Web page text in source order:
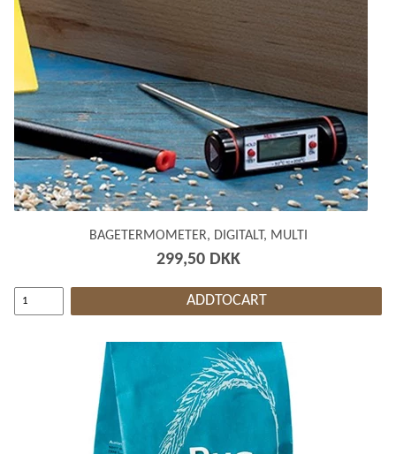
BAGETERMOMETER, DIGITALT, MULTI
299,50 DKK
ADDTOCART